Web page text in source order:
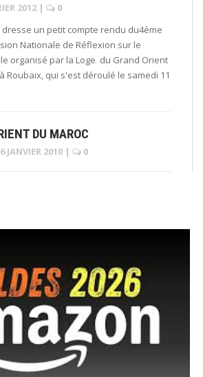
2012 |
0
dresse un petit compte rendu du4ème
Nationale de Réflexion sur le
organisé par la Loge du Grand Orient
Roubaix, qui s'est déroulé le samedi 11
DU MAROC
6 JANVIER 2010 | 0